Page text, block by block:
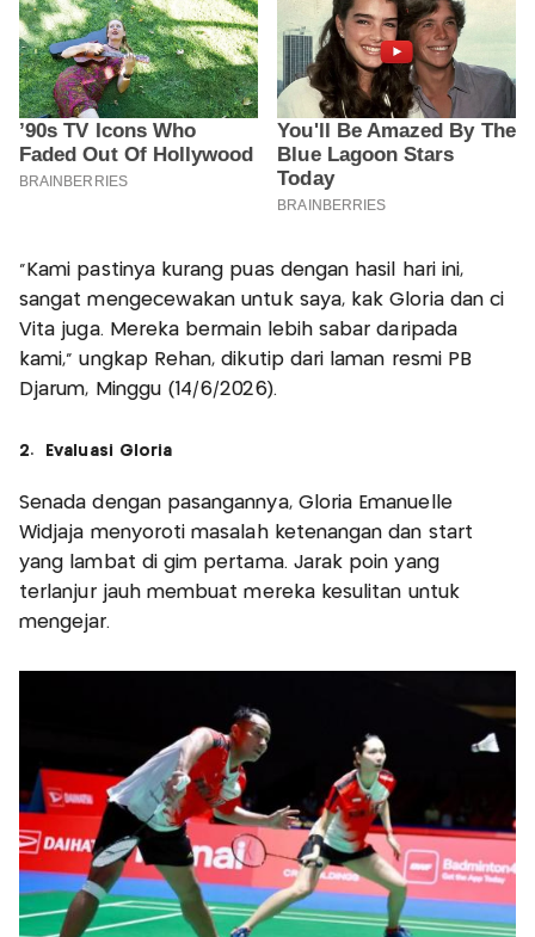
"Kami pastinya kurang puas dengan hasil hari ini,
sangat mengecewakan untuk saya, kak Gloria dan ci
Vita juga. Mereka bermain lebih sabar daripada
kami," ungkap Rehan, dikutip dari laman resmi PB
Djarum, Minggu (14/6/2026).
2. Evaluasi Gloria
Senada dengan pasangannya, Gloria Emanuelle
Widjaja menyoroti masalah ketenangan dan start
yang lambat di gim pertama. Jarak poin yang
terlanjur jauh membuat mereka kesulitan untuk
mengejar.